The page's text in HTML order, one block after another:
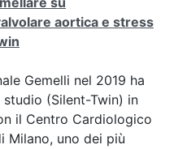
aortica e stress
Gemelli nel 2019 ha
(Silent-Twin) in
il Centro Cardiologico
Milano, uno dei più